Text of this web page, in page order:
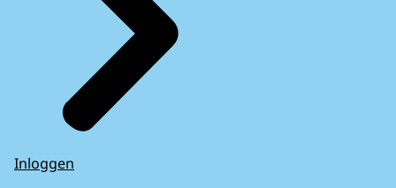
Inloggen